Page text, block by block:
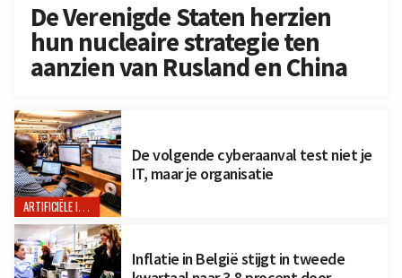
De Verenigde Staten herzien
hun nucleaire strategie ten
aanzien van Rusland en China
ARTIFICIËLE INTELLIGENTIE
De volgende cyberaanval test niet je
IT, maar je organisatie
Inflatie in België stijgt in tweede